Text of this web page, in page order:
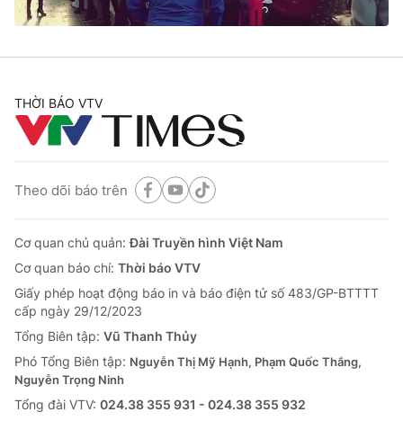
Tư vấn
Photo Infographic
Video Shorts video
VTV Money VTV Thể thao
VTV Sức khoẻ Bất động sản
Thị trường 24h Tấm lòng Việt
VTV4 Vươn mình bằng AI
THỜI BÁO VTV
Theo dõi báo trên
Cơ quan chủ quản:Đài Truyền hình Việt Nam
Cơ quan báo chí: Thời báo VTV
Giấy phép hoạt động báo in và báo điện tử số 483/GP-BTTTT
cấp ngày 29/12/2023
Tổng Biên tập: Vũ Thanh Thủy
Phó Tổng Biên tập: Nguyễn Thị Mỹ Hạnh, Phạm Quốc Thắng,
Nguyễn Trọng Ninh
Tổng đài VTV: 024.38 355 931 - 024.38 355 932